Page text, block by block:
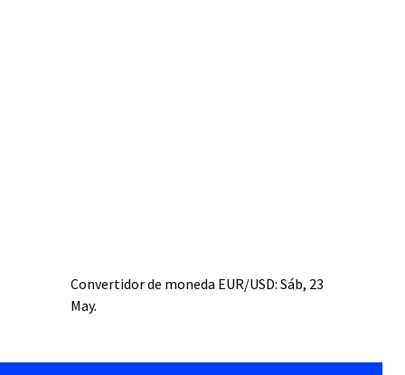
Convertidor de moneda EUR/USD: Sáb, 23
May.